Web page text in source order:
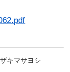
キマサヨシ